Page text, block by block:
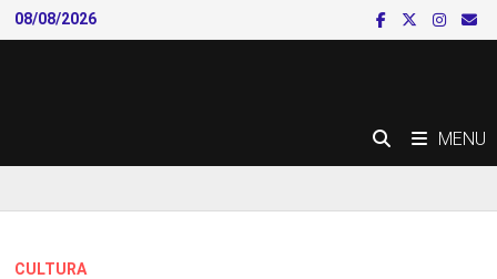
Skip
to
08/08/2026
MENU
CULTURA